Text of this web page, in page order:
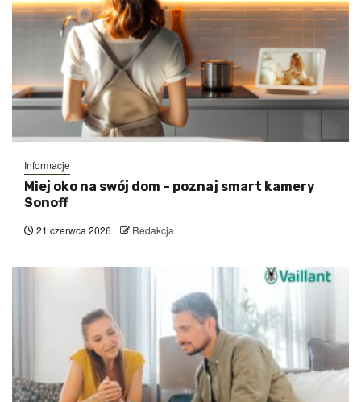
Informacje
Miej oko na swój dom – poznaj smart kamery
Sonoff
21 czerwca 2026 Redakcja